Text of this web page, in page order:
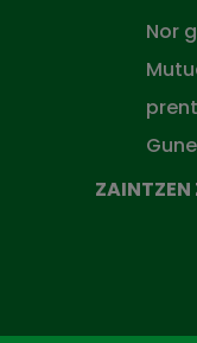
Nor